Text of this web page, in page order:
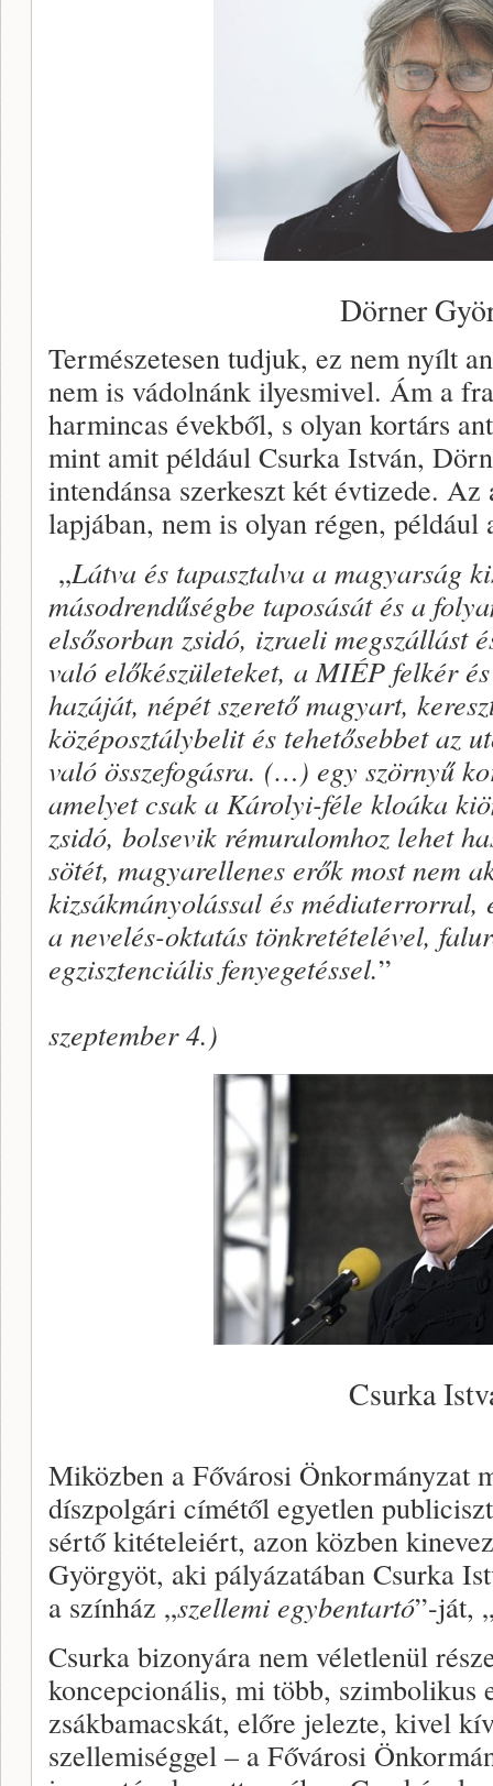
Dörner
Természetesen tudjuk, ez nem nyílt
nem is vádolnánk ilyesmivel. Ám a
harmincas évekből, s olyan kortárs
mint amit például Csurka István,
intendánsa szerkeszt két évtizede.
lapjában, nem is olyan régen, például
„Látva és tapasztalva a magyarság
másodrendűségbe taposását és a
elsősorban zsidó, izraeli megszállást
való előkészületeket, a MIÉP felkér
hazáját, népét szerető magyart,
középosztálybelit és tehetősebbet az
való összefogásra. (…) egy szörnyű
amelyet csak a Károlyi-féle kloáka
zsidó, bolsevik rémuralomhoz lehet
sötét, magyarellenes erők most nem
kizsákmányolással és médiaterrorral,
a nevelés-oktatás tönkretételével,
egzisztenciális fenyegetéssel.”
szeptember 4.)
Csurka
Miközben a Fővárosi Önkormányzat
díszpolgári címétől egyetlen
sértő kitételeiért, azon közben
Györgyöt, aki pályázatában Csurka
a színház „szellemi egybentartó”-ját,
Csurka bizonyára nem véletlenül
koncepcionális, mi több, szimbolikus
zsákbamacskát, előre jelezte, kivel
szellemiséggel – a Fővárosi